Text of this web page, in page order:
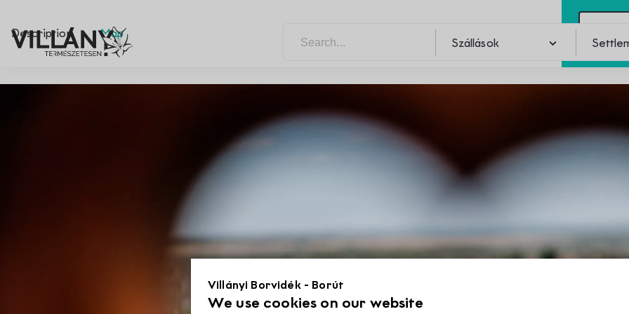
Villányi Borvidék - Borút
We use cookies on our website
Pincék
Szállások
Description Map
Pincék
Programok